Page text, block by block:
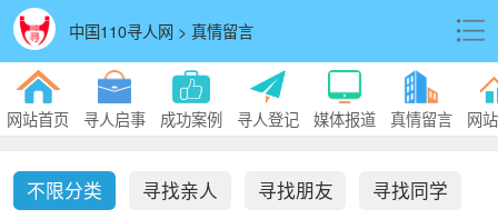
中国110寻人网 > 真情留言
网站首页 寻人启事 成功案例 寻人登记 媒体报道 真情留言 网
不限分类 寻找亲人 寻找朋友 寻找同学